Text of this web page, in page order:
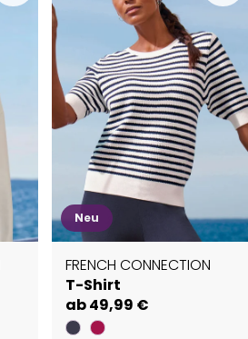
Neu
FRENCH CONNECTION
T-Shirt
ab 49,99 €